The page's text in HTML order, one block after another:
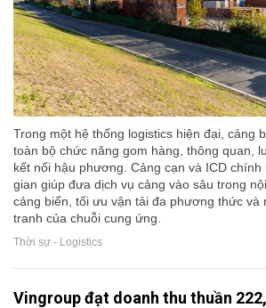
Trong một hệ thống logistics hiện đại, cảng
toàn bộ chức năng gom hàng, thông quan,
kết nối hậu phương. Cảng cạn và ICD
gian giúp đưa dịch vụ cảng vào sâu trong
cảng biển, tối ưu vận tải đa phương thức và
tranh của chuỗi cung ứng.
Thời sự - Logistics
Vingroup đạt doanh thu thuần